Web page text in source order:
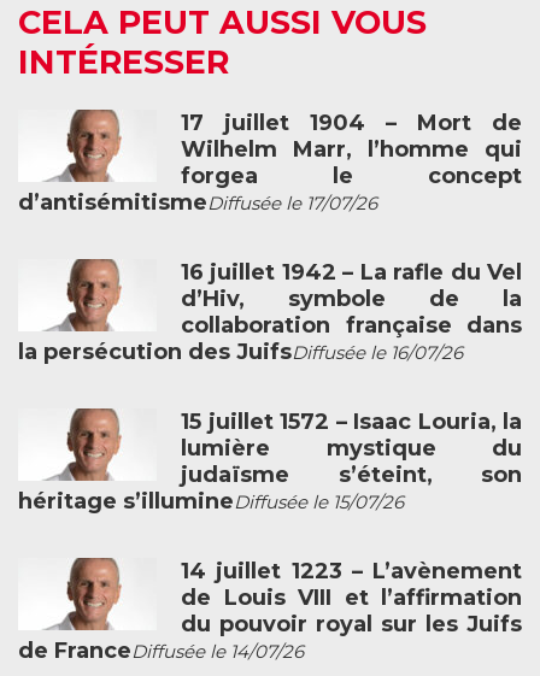
CELA PEUT AUSSI VOUS
INTÉRESSER
17 juillet 1904 – Mort de
Wilhelm Marr, l’homme qui
forgea le concept
d’antisémitismeDiffusée le 17/07/26
16 juillet 1942 – La rafle du Vel
d’Hiv, symbole de la
collaboration française dans
la persécution des JuifsDiffusée le 16/07/26
15 juillet 1572 – Isaac Louria, la
lumière mystique du
judaïsme s’éteint, son
héritage s’illumineDiffusée le 15/07/26
14 juillet 1223 – L’avènement
de Louis VIII et l’affirmation
du pouvoir royal sur les Juifs
de FranceDiffusée le 14/07/26